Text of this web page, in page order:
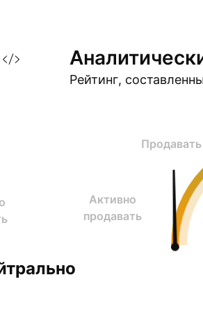
Рейтинг,
Продавать
Активно
продавать